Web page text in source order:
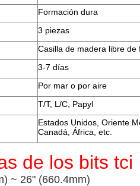
Formación dura
3 piezas
Casilla de madera libre de
3-7 días
Por mar o por aire
T/T, L/C, Papyl
Estados Unidos, Oriente
Canadá, África, etc.
de los bits tci
~ 26" (660.4mm)